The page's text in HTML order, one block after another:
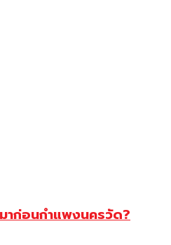
าก่อนกำแพงนครวัด?